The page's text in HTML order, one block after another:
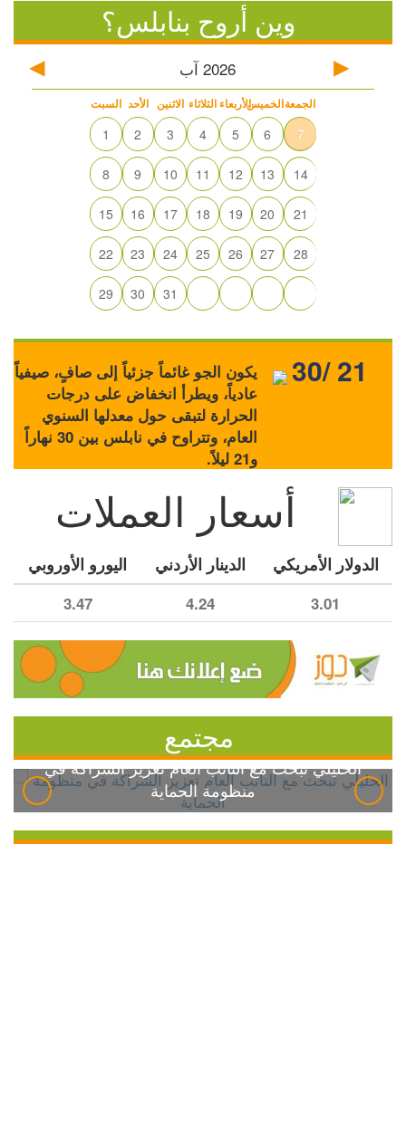
وين أروح بنابلس؟
2026 آب
السبت الأحد الاثنين الثلاثاء الأربعاءالخميسالجمعة
1 2 3 4 5 6 7
8 9 10 11 12 13 14
15 16 17 18 19 20 21
22 23 24 25 26 27 28
29 30 31
يكون الجو غائماً جزئياً إلى صافٍ، صيفياً
عادياً، ويطرأ انخفاض على درجات
الحرارة لتبقى حول معدلها السنوي
العام، وتتراوح في نابلس بين 30 نهاراً
و21 ليلاً.
30/ 21
أسعار العملات
الدولار الأمريكي الدينار الأردني اليورو الأوروبي
3.01
4.24
3.47
مجتمع
الخليلي تبحث مع النائب العام تعزيز الشراكة في
منظومة الحماية